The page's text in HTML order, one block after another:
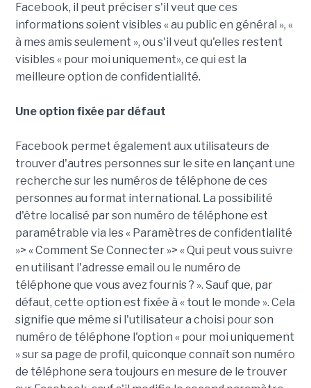
Facebook, il peut préciser s'il veut que ces
informations soient visibles « au public en général », «
à mes amis seulement », ou s'il veut qu'elles restent
visibles « pour moi uniquement», ce qui est la
meilleure option de confidentialité.
Une option fixée par défaut
Facebook permet également aux utilisateurs de
trouver d'autres personnes sur le site en lançant une
recherche sur les numéros de téléphone de ces
personnes au format international. La possibilité
d'être localisé par son numéro de téléphone est
paramétrable via les « Paramètres de confidentialité
»> « Comment Se Connecter »> « Qui peut vous suivre
en utilisant l'adresse email ou le numéro de
téléphone que vous avez fournis ? ». Sauf que, par
défaut, cette option est fixée à « tout le monde ». Cela
signifie que même si l'utilisateur a choisi pour son
numéro de téléphone l'option « pour moi uniquement
» sur sa page de profil, quiconque connaît son numéro
de téléphone sera toujours en mesure de le trouver